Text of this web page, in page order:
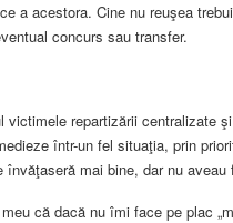
a acestora. Cine nu reuşea
concurs sau transfer.
victimele repartizării centralizate
într-un fel situaţia, prin
mai bine, dar nu aveau
că dacă nu îmi face pe plac